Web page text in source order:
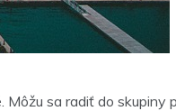
sa radiť do skupiny